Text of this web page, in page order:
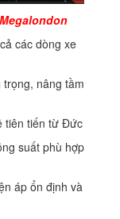
các dòng xe
nâng tầm
tiên tiến từ Đức
suất phù hợp
áp ổn định và